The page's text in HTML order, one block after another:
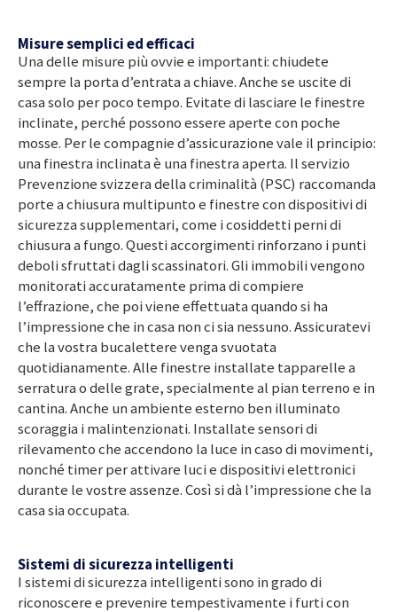
Misure semplici ed efficaci
Una delle misure più ovvie e importanti: chiudete
sempre la porta d’entrata a chiave. Anche se uscite di
casa solo per poco tempo. Evitate di lasciare le finestre
inclinate, perché possono essere aperte con poche
mosse. Per le compagnie d’assicurazione vale il principio:
una finestra inclinata è una finestra aperta. Il servizio
Prevenzione svizzera della criminalità (PSC) raccomanda
porte a chiusura multipunto e finestre con dispositivi di
sicurezza supplementari, come i cosiddetti perni di
chiusura a fungo. Questi accorgimenti rinforzano i punti
deboli sfruttati dagli scassinatori. Gli immobili vengono
monitorati accuratamente prima di compiere
l’effrazione, che poi viene effettuata quando si ha
l’impressione che in casa non ci sia nessuno. Assicuratevi
che la vostra bucalettere venga svuotata
quotidianamente. Alle finestre installate tapparelle a
serratura o delle grate, specialmente al pian terreno e in
cantina. Anche un ambiente esterno ben illuminato
scoraggia i malintenzionati. Installate sensori di
rilevamento che accendono la luce in caso di movimenti,
nonché timer per attivare luci e dispositivi elettronici
durante le vostre assenze. Così si dà l’impressione che la
casa sia occupata.
Sistemi di sicurezza intelligenti
I sistemi di sicurezza intelligenti sono in grado di
riconoscere e prevenire tempestivamente i furti con